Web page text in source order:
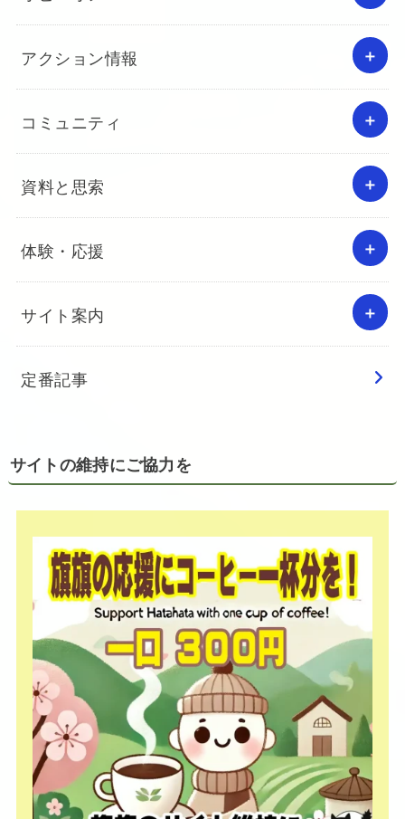
アクション情報
コミュニティ
資料と思索
体験・応援
サイト案内
定番記事
サイトの維持にご協力を